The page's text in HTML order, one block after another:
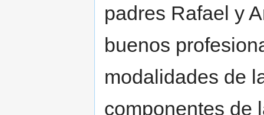
padres Rafael y
buenos
modalidades de
componentes de